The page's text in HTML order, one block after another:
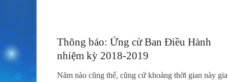
Thông báo: Ứng cử Ban Điều Hành
nhiệm kỳ 2018-2019
Năm nào cũng thế, cũng cứ khoảng thời gian này gia